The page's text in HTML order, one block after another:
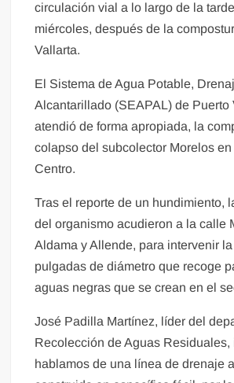
circulación vial a lo largo de la
miércoles, después de la
Vallarta.
El Sistema de Agua Potable,
Alcantarillado (SEAPAL) de Puerto
atendió de forma apropiada, la
colapso del subcolector Morelos
Centro.
Tras el reporte de un hundimiento,
del organismo acudieron a la calle
Aldama y Allende, para intervenir
pulgadas de diámetro que recoge
aguas negras que se crean en el
José Padilla Martínez, líder del
Recolección de Aguas Residuales,
hablamos de una línea de drenaje